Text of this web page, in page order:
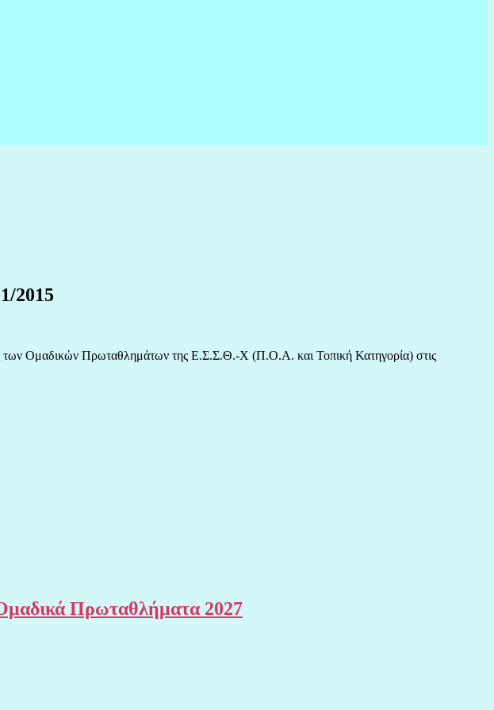
2015
των Ομαδικών Πρωταθλημάτων της Ε.Σ.Σ.Θ.-Χ (Π.Ο.Α. και Τοπική Κατηγορία) στις
Πρωταθλήματα 2027